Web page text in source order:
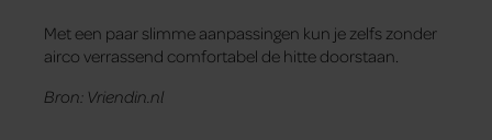
Met een paar slimme aanpassingen kun je zelfs zonder
airco verrassend comfortabel de hitte doorstaan.
Bron: Vriendin.nl